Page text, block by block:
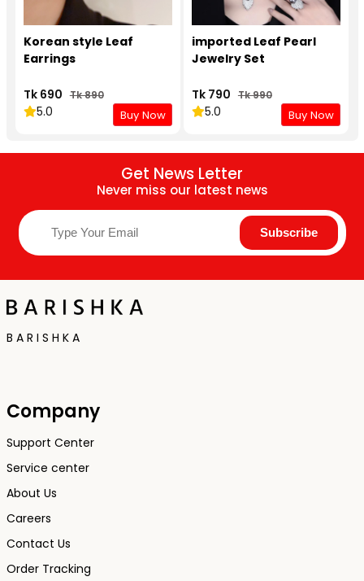
Korean style Leaf
Earrings
Tk 690 Tk 890
5.0 Buy Now
imported Leaf Pearl
Jewelry Set
Tk 790 Tk 990
5.0 Buy Now
Get News Letter
Never miss our latest news
B A R I S H K A
Company
Support Center
Service center
About Us
Careers
Contact Us
Order Tracking